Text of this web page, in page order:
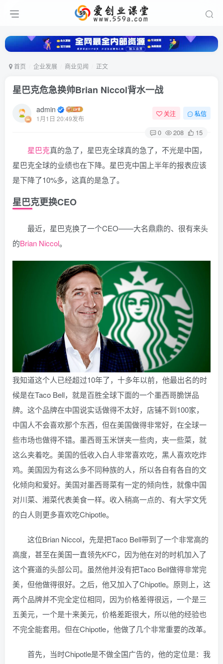
首页 企业发展 商业见闻 正文
星巴克危急换帅Brian Niccol背水一战
admin
1月1日 20:49发布
关注 私信
0 208 15
星巴克真的急了，星巴克全球真的急了，不光是中国，
星巴克全球的业绩也在下降。星巴克中国上半年的报表应该
是下降了10%多，这真的是急了。
星巴克更换CEO
最近，星巴克换了一个CEO——大名鼎鼎的、很有来头
的Brian Niccol。
我知道这个人已经超过10年了，十多年以前，他最出名的时
候是在Taco Bell，就是百胜全球下面的一个墨西哥脆饼品
牌。这个品牌在中国说实话做得不太好，店铺不到100家，
中国人不会喜欢那个东西，但在美国做得非常好，在全球一
些市场也做得不错。墨西哥玉米饼夹一些肉，夹一些菜，就
这么夹着吃。美国的低收入白人非常喜欢吃，黑人喜欢吃炸
鸡。美国因为有这么多不同种族的人，所以各自有各自的文
化倾向和爱好。美国对墨西哥菜有一定的倾向性，就像中国
对川菜、湘菜代表美食一样。收入稍高一点的、有大学文凭
的白人则更多喜欢吃Chipotle。
这位Brian Niccol，先是把Taco Bell带到了一个非常高的
高度，甚至在美国一直领先KFC，因为他在对的时机加入了
这个赛道的头部公司。虽然他并没有把Taco Bell做得非常完
美，但他做得很好。之后，他又加入了Chipotle。原则上，这
两个品牌并不完全定位相同，因为价格差得很远，一个是三
五美元，一个是十来美元，价格差距很大，所以他的经验也
不完全能套用。但在Chipotle，他做了几个非常重要的改革。
首先，当时Chipotle是不做全国广告的，他的定位是：我